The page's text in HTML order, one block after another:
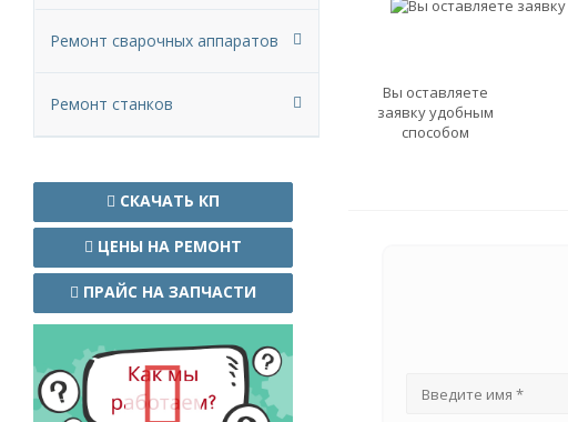
Вы оставляете
заявку удобным
способом
Ремонт сварочных аппаратов
Ремонт станков
СКАЧАТЬ КП
ЦЕНЫ НА РЕМОНТ
ПРАЙС НА ЗАПЧАСТИ